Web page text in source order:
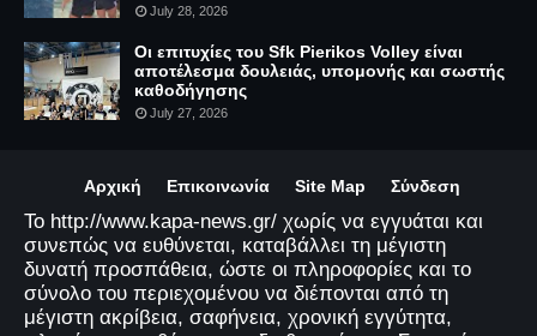
July 28, 2026
Οι επιτυχίες του Sfk Pierikos Volley είναι
αποτέλεσμα δουλειάς, υπομονής και σωστής
καθοδήγησης
July 27, 2026
Αρχική Επικοινωνία Site Map Σύνδεση
Το http://www.kapa-news.gr/ χωρίς να εγγυάται και
συνεπώς να ευθύνεται, καταβάλλει τη μέγιστη
δυνατή προσπάθεια, ώστε οι πληροφορίες και το
σύνολο του περιεχομένου να διέπονται από τη
μέγιστη ακρίβεια, σαφήνεια, χρονική εγγύτητα,